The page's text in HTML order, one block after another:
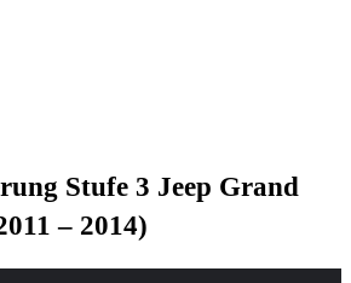
Stufe 3 Jeep Grand
– 2014)